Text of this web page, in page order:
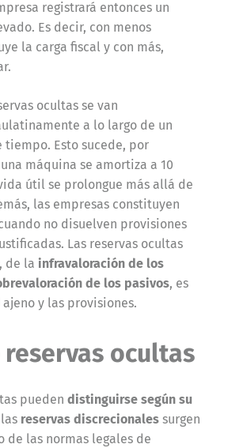
registrará entonces un
Es decir, con menos
la carga fiscal y con más,
ocultas se van
a lo largo de un
Esto sucede, por
máquina se amortiza a 10
útil se prolongue más allá de
las empresas constituyen
no disuelven provisiones
Las reservas ocultas
de la infravaloración de los
de los pasivos, es
y las provisiones.
ocultas
pueden distinguirse según su
reservas discrecionales surgen
las normas legales de